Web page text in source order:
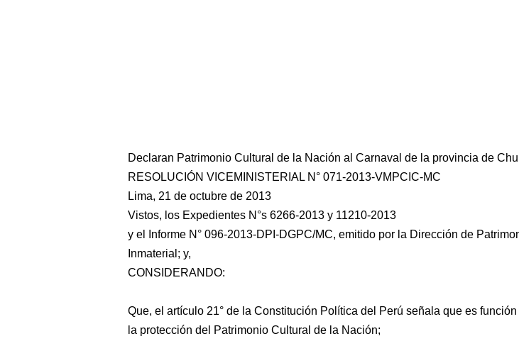
Declaran Patrimonio Cultural de la Nación al Carnaval de la provincia de
RESOLUCIÓN VICEMINISTERIAL N° 071-2013-VMPCIC-MC
Lima, 21 de octubre de 2013
Vistos, los Expedientes N°s 6266-2013 y 11210-2013
y el Informe N° 096-2013-DPI-DGPC/MC, emitido por la Dirección de
Inmaterial; y,
CONSIDERANDO:
Que, el artículo 21° de la Constitución Política del Perú señala que es
la protección del Patrimonio Cultural de la Nación;